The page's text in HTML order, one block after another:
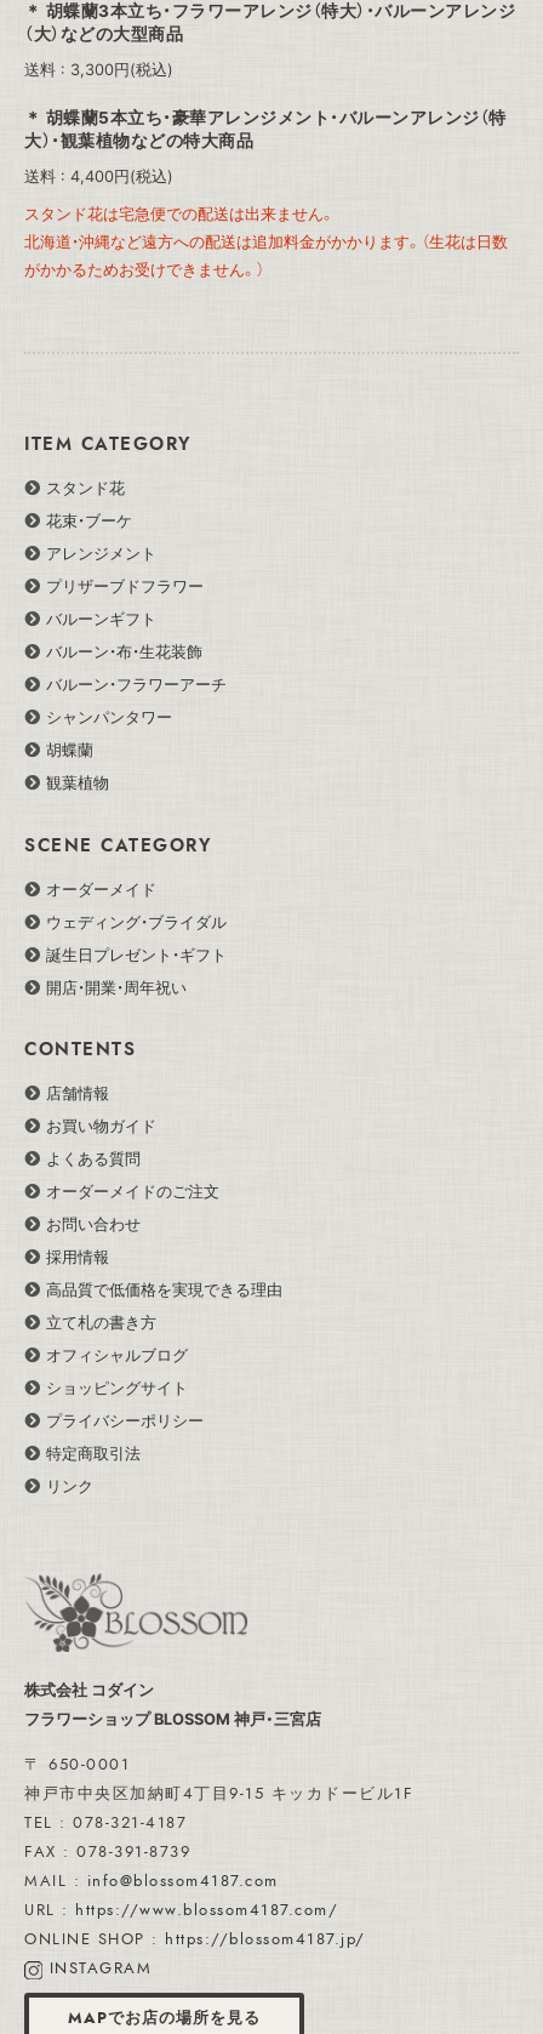
胡蝶蘭3本立ち・フラワーアレンジ（特大）・バルーンアレンジ
（大）などの大型商品
送料 : 3,300円(税込)
胡蝶蘭5本立ち・豪華アレンジメント・バルーンアレンジ（特
大）・観葉植物などの特大商品
送料 : 4,400円(税込)
スタンド花は宅急便での配送は出来ません。
北海道・沖縄など遠方への配送は追加料金がかかります。（生花は日数
がかかるためお受けできません。）
ITEM CATEGORY
スタンド花
花束・ブーケ
アレンジメント
プリザーブドフラワー
バルーンギフト
バルーン・布・生花装飾
バルーン・フラワーアーチ
シャンパンタワー
胡蝶蘭
観葉植物
SCENE CATEGORY
オーダーメイド
ウェディング・ブライダル
誕生日プレゼント・ギフト
開店・開業・周年祝い
CONTENTS
店舗情報
お買い物ガイド
よくある質問
オーダーメイドのご注文
お問い合わせ
採用情報
高品質で低価格を実現できる理由
立て札の書き方
オフィシャルブログ
ショッピングサイト
プライバシーポリシー
特定商取引法
リンク
株式会社 コダイン
フラワーショップ BLOSSOM 神戸・三宮店
〒 650-0001
神戸市中央区加納町4丁目9-15 キッカドービル1F
TEL : 078-321-4187
FAX : 078-391-8739
MAIL : info@blossom4187.com
URL : https://www.blossom4187.com/
ONLINE SHOP : https://blossom4187.jp/
INSTAGRAM
MAPでお店の場所を見る